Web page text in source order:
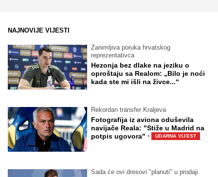
NAJNOVIJE VIJESTI
Zanimljiva poruka hrvatskog
reprezentativca
Hezonja bez dlake na jeziku o
oproštaju sa Realom: „Bilo je noći
kada ste mi išli na živce...“
Rekordan transfer Kraljeva
Fotografija iz aviona oduševila
navijače Reala: "Stiže u Madrid na
potpis ugovora" · UDARNA VIJEST
Sada će ovi dresovi "planuti" u prodaji